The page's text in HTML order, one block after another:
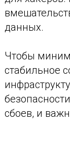
данных.
Чтобы
стабильное
сбоев, и